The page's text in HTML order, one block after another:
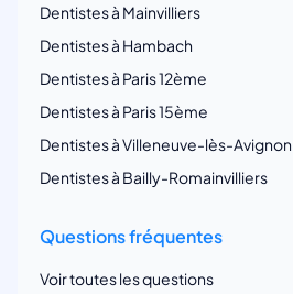
Dentistes à Mainvilliers
Dentistes à Hambach
Dentistes à Paris 12ème
Dentistes à Paris 15ème
Dentistes à Villeneuve-lès-Avignon
Dentistes à Bailly-Romainvilliers
Questions fréquentes
Voir toutes les questions